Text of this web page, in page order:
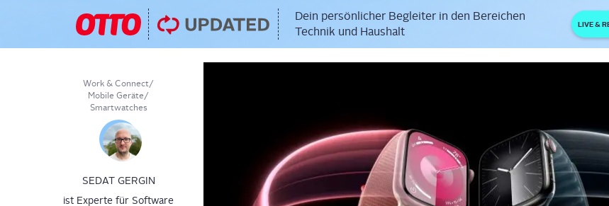
Dein persönlicher Begleiter in den Bereichen
Technik und Haushalt
LIVE &
Work & Connect/
Mobile Geräte/
Smartwatches
SEDAT GERGIN
ist Experte für Software